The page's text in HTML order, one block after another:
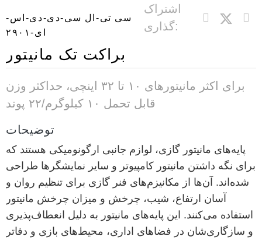
سی تی-ال سی-دی-دی-اس-
ای-۲۹۰۱
اشتراک
گذاری:
براکت تک مانیتور
برای اکثر مانیتورهای ۱۰ تا ۳۲ اینچی، حداکثر وزن
قابل تحمل ۱۰ کیلوگرم/۲۲ پوند
توضیحات
پایه‌های مانیتور گازی، لوازم جانبی ارگونومیکی هستند که
برای نگه داشتن مانیتور کامپیوتر و سایر نمایشگرها طراحی
شده‌اند. آن‌ها از مکانیزم‌های فنر گازی برای تنظیم روان و
آسان ارتفاع، شیب، چرخش و میزان چرخش مانیتور
استفاده می‌کنند. این پایه‌های مانیتور به دلیل انعطاف‌پذیری
و سازگاری‌شان در فضاهای اداری، محیط‌های بازی و دفاتر